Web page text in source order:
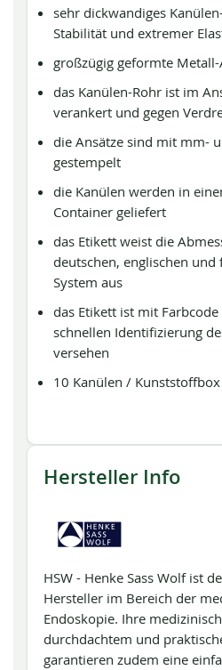
sehr dickwandiges
Stabilität und extremer
großzügig geformte Metall-
das Kanülen-Rohr ist im
verankert und gegen
die Ansätze sind mit mm-
gestempelt
die Kanülen werden in
Container geliefert
das Etikett weist die
deutschen, englischen und
System aus
das Etikett ist mit Farbcode
schnellen Identifizierung
versehen
10 Kanülen / Kunststoffbox
Hersteller Info
HSW - Henke Sass Wolf ist
Hersteller im Bereich der
Endoskopie. Ihre
durchdachtem und
garantieren zudem eine